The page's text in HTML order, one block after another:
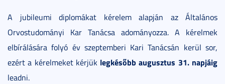
A jubileumi diplomákat kérelem alapján az Általános
Orvostudományi Kar Tanácsa adományozza. A kérelmek
elbírálására folyó év szeptemberi Kari Tanácsán kerül sor,
ezért a kérelmeket kérjük legkésőbb augusztus 31. napjáig
leadni.